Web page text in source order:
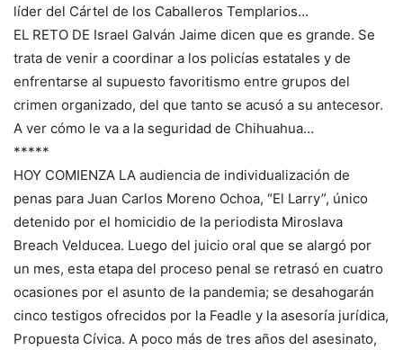
líder del Cártel de los Caballeros Templarios…
EL RETO DE Israel Galván Jaime dicen que es grande. Se
trata de venir a coordinar a los policías estatales y de
enfrentarse al supuesto favoritismo entre grupos del
crimen organizado, del que tanto se acusó a su antecesor.
A ver cómo le va a la seguridad de Chihuahua…
*****
HOY COMIENZA LA audiencia de individualización de
penas para Juan Carlos Moreno Ochoa, “El Larry”, único
detenido por el homicidio de la periodista Miroslava
Breach Velducea. Luego del juicio oral que se alargó por
un mes, esta etapa del proceso penal se retrasó en cuatro
ocasiones por el asunto de la pandemia; se desahogarán
cinco testigos ofrecidos por la Feadle y la asesoría jurídica,
Propuesta Cívica. A poco más de tres años del asesinato,